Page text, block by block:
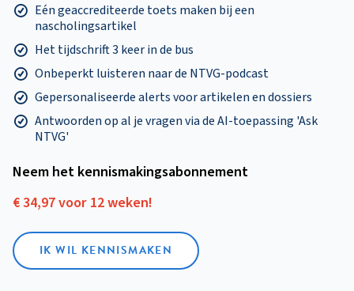
Eén geaccrediteerde toets maken bij een
nascholingsartikel
Het tijdschrift 3 keer in de bus
Onbeperkt luisteren naar de NTVG-podcast
Gepersonaliseerde alerts voor artikelen en dossiers
Antwoorden op al je vragen via de AI-toepassing 'Ask
NTVG'
Neem het kennismakings­abonnement
€ 34,97 voor 12 weken!
IK WIL KENNISMAKEN